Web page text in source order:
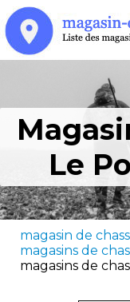
Le
magasin de
magasins de
magasins de